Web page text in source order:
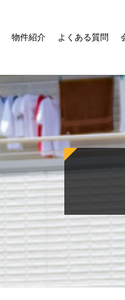
物件紹介 よくある質問